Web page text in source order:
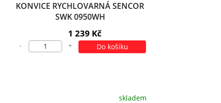
KONVICE RYCHLOVARNÁ SENCOR
SWK 0950WH
1 239 Kč
- + Do košíku
skladem